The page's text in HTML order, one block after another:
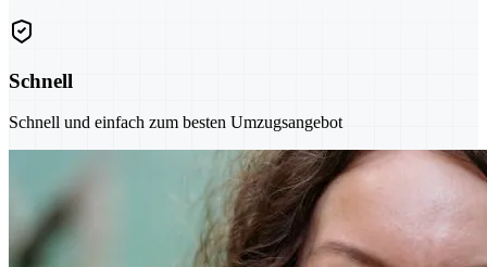
Schnell
Schnell und einfach zum besten Umzugsangebot